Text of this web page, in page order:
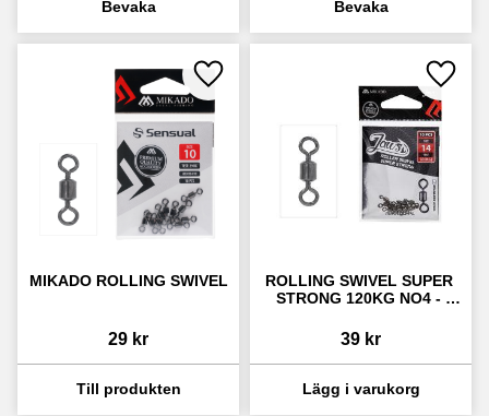
MIKADO ROLLING SWIVEL
29 kr
Lägg till i favoriter
ROLLING SWIVEL SUPER
STRONG 120KG NO4 -
39 kr
Lägg